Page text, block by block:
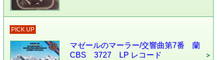
PICK UP
マゼールのマーラー/交響曲第7番 蘭
CBS 3727 LP レコード